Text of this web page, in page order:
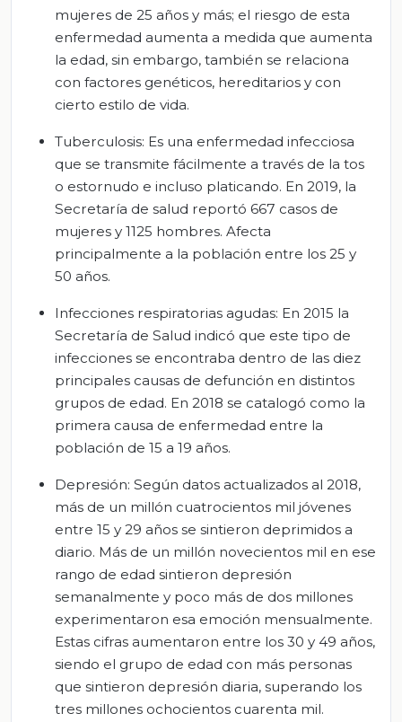
mujeres de 25 años y más; el riesgo de esta
enfermedad aumenta a medida que aumenta
la edad, sin embargo, también se relaciona
con factores genéticos, hereditarios y con
cierto estilo de vida.
Tuberculosis: Es una enfermedad infecciosa
que se transmite fácilmente a través de la tos
o estornudo e incluso platicando. En 2019, la
Secretaría de salud reportó 667 casos de
mujeres y 1125 hombres. Afecta
principalmente a la población entre los 25 y
50 años.
Infecciones respiratorias agudas: En 2015 la
Secretaría de Salud indicó que este tipo de
infecciones se encontraba dentro de las diez
principales causas de defunción en distintos
grupos de edad. En 2018 se catalogó como la
primera causa de enfermedad entre la
población de 15 a 19 años.
Depresión: Según datos actualizados al 2018,
más de un millón cuatrocientos mil jóvenes
entre 15 y 29 años se sintieron deprimidos a
diario. Más de un millón novecientos mil en ese
rango de edad sintieron depresión
semanalmente y poco más de dos millones
experimentaron esa emoción mensualmente.
Estas cifras aumentaron entre los 30 y 49 años,
siendo el grupo de edad con más personas
que sintieron depresión diaria, superando los
tres millones ochocientos cuarenta mil.